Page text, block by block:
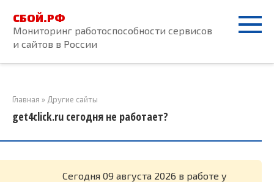
контенту
СБОЙ.РФ
Мониторинг работоспособности сервисов
и сайтов в России
Главная » Другие сайты
get4click.ru сегодня не работает?
Cегодня 09 августа 2026 в работе у